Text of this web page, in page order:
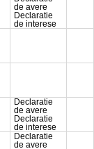
de avere
Declaratie
de interese
Declaratie
de avere
Declaratie
de interese
Declaratie
de avere